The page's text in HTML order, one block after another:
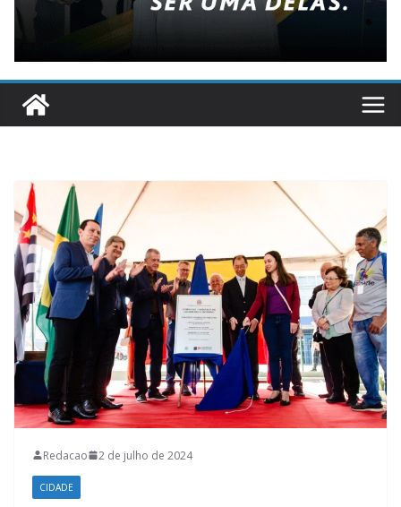
Redacao 2 de julho de 2024
CIDADE